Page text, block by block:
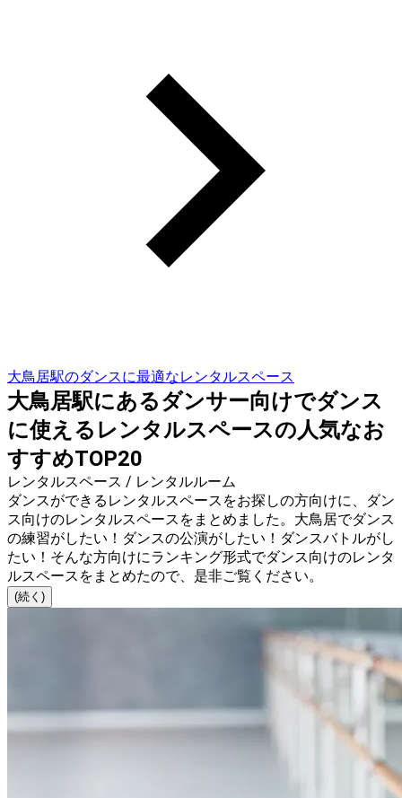
大鳥居駅のダンスに最適なレンタルスペース
大鳥居駅にあるダンサー向けでダンス
に使えるレンタルスペースの人気なお
すすめTOP20
レンタルスペース / レンタルルーム
ダンスができるレンタルスペースをお探しの方向けに、ダン
ス向けのレンタルスペースをまとめました。大鳥居でダンス
の練習がしたい！ダンスの公演がしたい！ダンスバトルがし
たい！そんな方向けにランキング形式でダンス向けのレンタ
ルスペースをまとめたので、是非ご覧ください。
(続く)